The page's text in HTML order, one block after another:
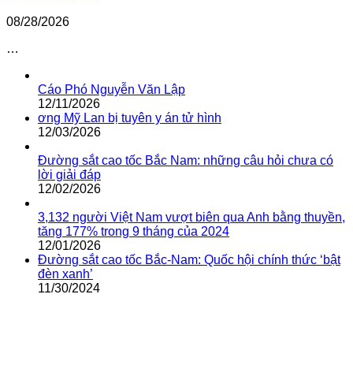
08/28/2026
…
Cáo Phó Nguyễn Văn Lập
12/11/2026
ơng Mỹ Lan bị tuyên y án tử hình
12/03/2026
Đường sắt cao tốc Bắc Nam: những câu hỏi chưa có
lời giải đáp
12/02/2026
3,132 người Việt Nam vượt biên qua Anh bằng thuyền,
tăng 177% trong 9 tháng của 2024
12/01/2026
Đường sắt cao tốc Bắc-Nam: Quốc hội chính thức ‘bật
đèn xanh’
11/30/2024